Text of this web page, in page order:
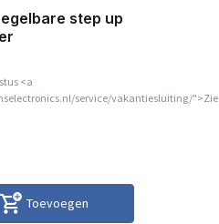
step up
<a
service/vakantiesluiting/">Zie
Toevoegen